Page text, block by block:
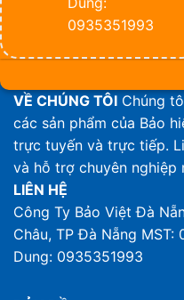
0935351993
VỀ CHÚNG TÔI Chúng
các sản phẩm của Bảo
trực tuyến và trực tiếp.
và hỗ trợ chuyên nghiệp
LIÊN HỆ
Công Ty Bảo Việt Đà
Châu, TP Đà Nẵng MST:
Dung: 0935351993